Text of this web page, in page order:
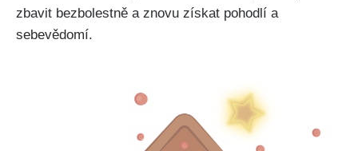
zbavit bezbolestně a znovu získat pohodlí a
sebevědomí.